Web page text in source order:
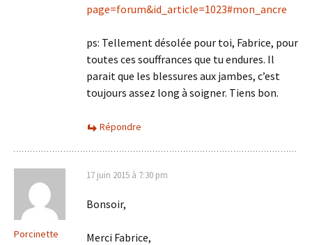
page=forum&id_article=1023#mon_ancre
ps: Tellement désolée pour toi, Fabrice, pour
toutes ces souffrances que tu endures. Il
parait que les blessures aux jambes, c’est
toujours assez long à soigner. Tiens bon.
Répondre
Porcinette
17 juin 2015 à 7:30 pm
Bonsoir,
Merci Fabrice,